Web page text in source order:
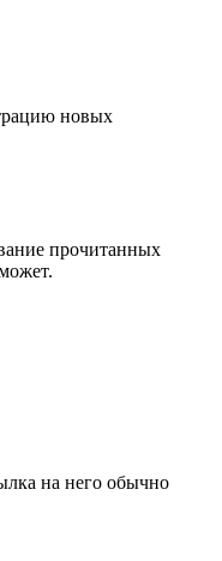
новых
прочитанных
на него обычно